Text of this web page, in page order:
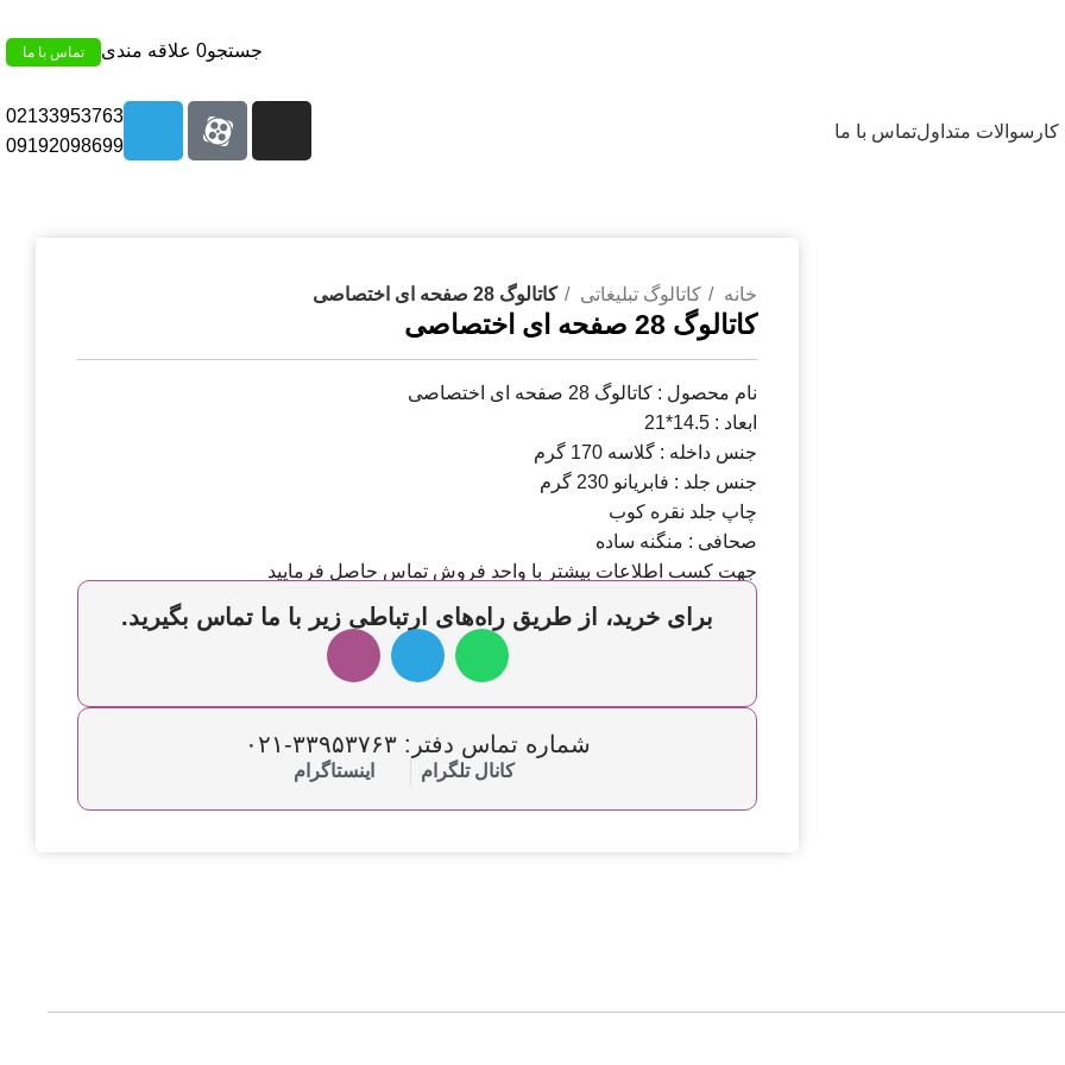
جستجو0 علاقه مندی تماس با ما
سوالات متداولتماس با ما
02133953763
09192098699
خانه کاتالوگ تبلیغاتی کاتالوگ 28 صفحه ای اختصاصی
کاتالوگ 28 صفحه ای اختصاصی
نام محصول : کاتالوگ 28 صفحه ای اختصاصی
ابعاد : 14.5*21
جنس داخله : گلاسه 170 گرم
جنس جلد : فابریانو 230 گرم
چاپ جلد نقره کوب
صحافی : منگنه ساده
جهت کسب اطلاعات بیشتر با واحد فروش تماس حاصل فرمایید
برای خرید، از طریق راه‌های ارتباطی زیر با ما تماس بگیرید.
شماره تماس دفتر: ۳۳۹۵۳۷۶۳-۰۲۱
کانال تلگرام اینستاگرام